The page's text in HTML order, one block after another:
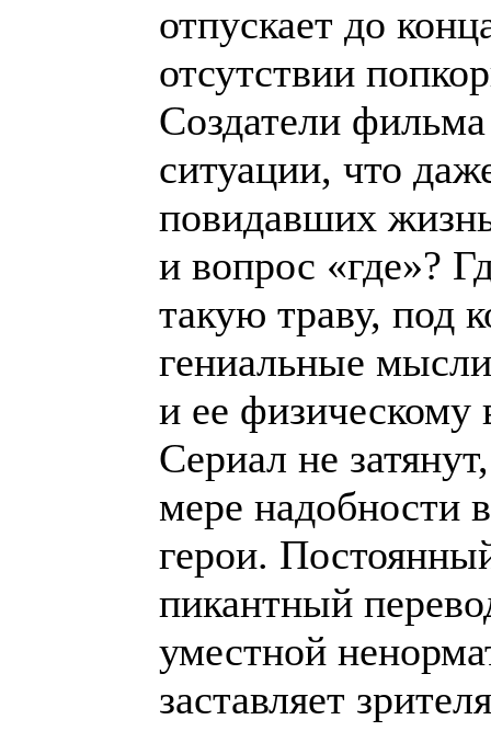
отпускает до
отсутствии
Создатели фильма
ситуации, что
повидавших
и вопрос «где»?
такую траву, под
гениальные
и ее
Сериал не
мере надобности
герои.
пикантный
уместной
заставляет